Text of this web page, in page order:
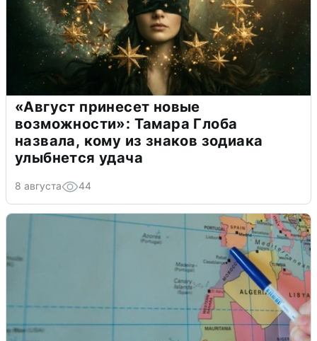
«Август принесет новые
возможности»: Тамара Глоба
назвала, кому из знаков зодиака
улыбнется удача
8 августа 44